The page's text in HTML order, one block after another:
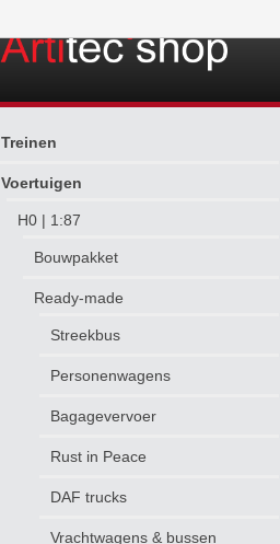
Treinen
Voertuigen
H0 | 1:87
Bouwpakket
Ready-made
Streekbus
Personenwagens
Bagagevervoer
Rust in Peace
DAF trucks
Vrachtwagens & bussen